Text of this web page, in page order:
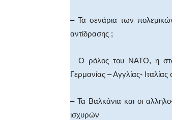
– Τα σενάρια των
αντίδρασης ;
– Ο ρόλος του ΝΑΤΟ, η
Γερμανίας – Αγγλίας-
– Τα Βαλκάνια και οι
ισχυρών